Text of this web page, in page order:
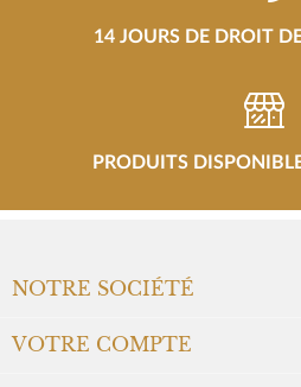
14 JOURS DE DROIT
PRODUITS
NOTRE SOCIÉTÉ
VOTRE COMPTE